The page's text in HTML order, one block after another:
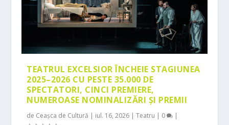
TEATRUL EXCELSIOR ÎNCHEIE STAGIUNEA
2025–2026 CU PESTE 35.000 DE
SPECTATORI, CINCI PREMIERE,
NUMEROASE NOMINALIZĂRI ȘI PREMII
de Ceașca de Cultură | iul. 16, 2026 |Teatru | 0 |